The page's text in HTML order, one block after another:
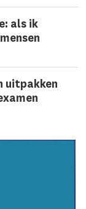
als ik
uitpakken